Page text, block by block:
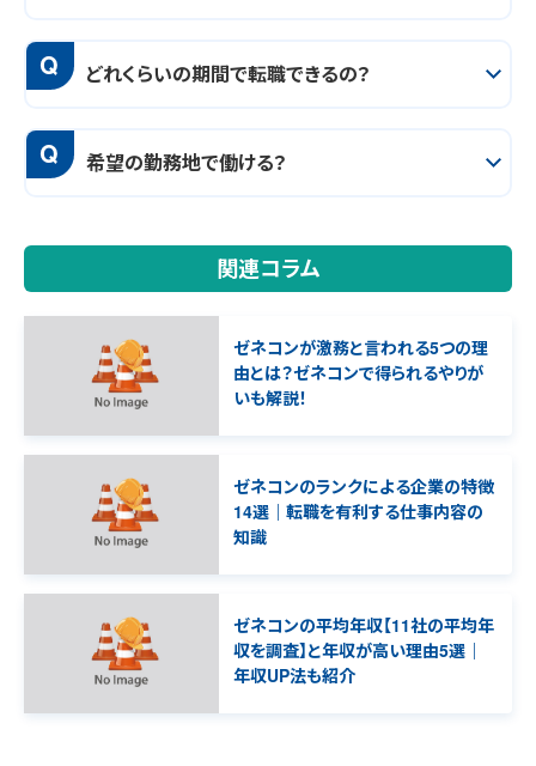
Q どれくらいの期間で転職できるの？
Q 希望の勤務地で働ける？
関連コラム
ゼネコンが激務と言われる5つの理
由とは？ゼネコンで得られるやりが
いも解説！
ゼネコンのランクによる企業の特徴
14選｜転職を有利する仕事内容の
知識
ゼネコンの平均年収【11社の平均年
収を調査】と年収が高い理由5選｜
年収UP法も紹介